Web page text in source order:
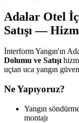
Adalar Otel
Satışı —
İnterform Yangın'ın
Dolumu ve Satışı
uçtan uca yangın
Ne Yapıyoruz?
Yangın
montajı